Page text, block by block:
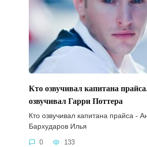
Кто озвучивал капитана
озвучивал Гарри Поттера
Кто озвучивал капитана прайса -
Бархударов Илья
0 133